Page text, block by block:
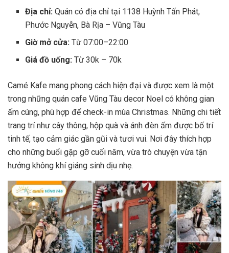
Địa chỉ: Quán có địa chỉ tại 1138 Huỳnh Tấn Phát,
Phước Nguyễn, Bà Rịa – Vũng Tàu
Giờ mở cửa:Từ 07:00–22:00
Giá đồ uống:Từ 30k – 70k
Camé Kafe mang phong cách hiện đại và được xem là một
trong những quán cafe Vũng Tàu decor Noel có không gian
ấm cúng, phù hợp để check-in mùa Christmas. Những chi tiết
trang trí như cây thông, hộp quà và ánh đèn ấm được bố trí
tinh tế, tạo cảm giác gần gũi và tươi vui. Nơi đây thích hợp
cho những buổi gặp gỡ cuối năm, vừa trò chuyện vừa tận
hưởng không khí giáng sinh dịu nhẹ.